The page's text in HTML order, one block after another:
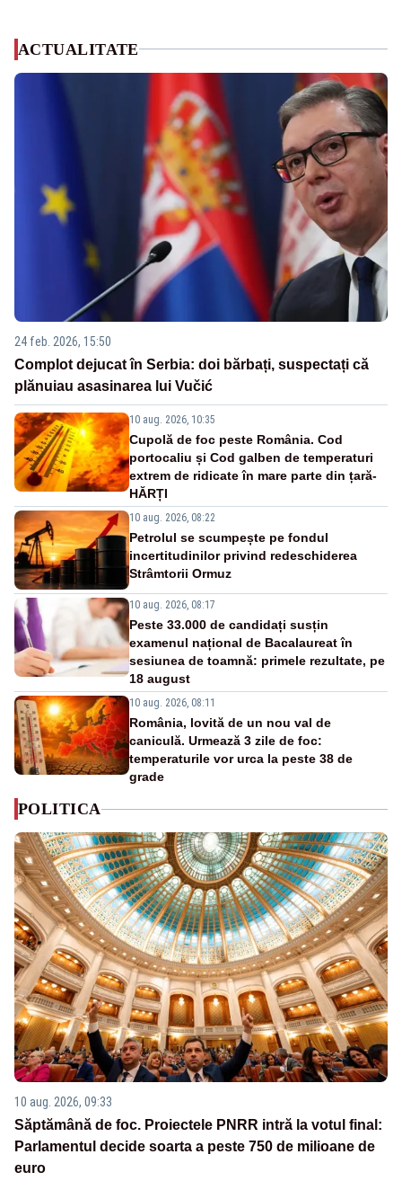
ACTUALITATE
24 feb. 2026, 15:50
Complot dejucat în Serbia: doi bărbați, suspectați că
plănuiau asasinarea lui Vučić
10 aug. 2026, 10:35
Cupolă de foc peste România. Cod
portocaliu și Cod galben de temperaturi
extrem de ridicate în mare parte din țară-
HĂRȚI
10 aug. 2026, 08:22
Petrolul se scumpește pe fondul
incertitudinilor privind redeschiderea
Strâmtorii Ormuz
10 aug. 2026, 08:17
Peste 33.000 de candidați susțin
examenul național de Bacalaureat în
sesiunea de toamnă: primele rezultate, pe
18 august
10 aug. 2026, 08:11
România, lovită de un nou val de
caniculă. Urmează 3 zile de foc:
temperaturile vor urca la peste 38 de
grade
POLITICA
10 aug. 2026, 09:33
Săptămână de foc. Proiectele PNRR intră la votul final:
Parlamentul decide soarta a peste 750 de milioane de
euro